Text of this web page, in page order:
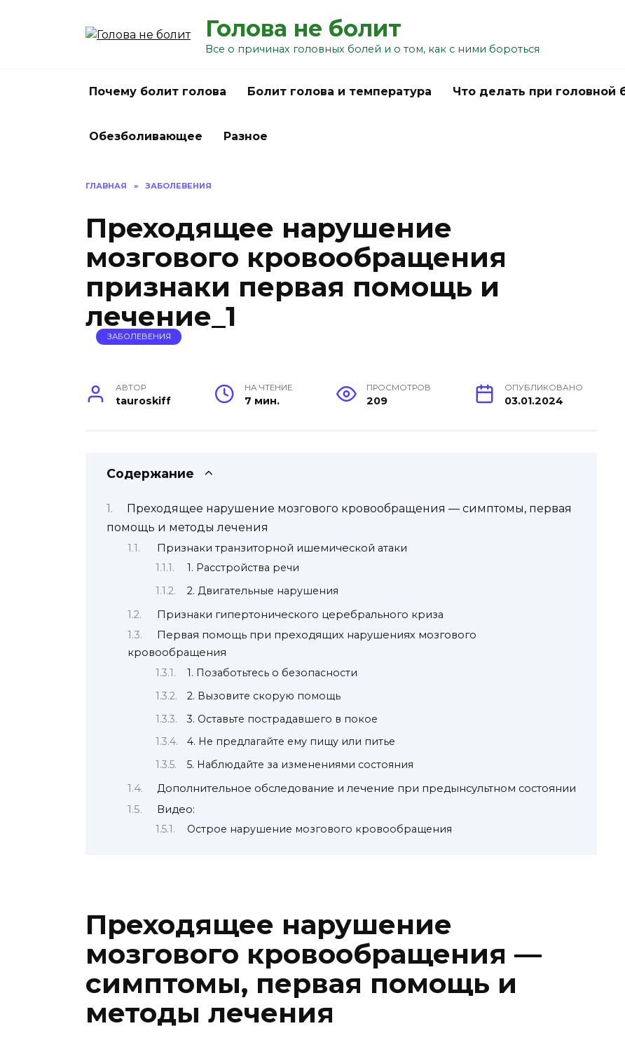
Голова не болит
Все о причинах головных болей и о том, как с ними бороться
Почему болит голова Болит голова и температура Что делать при головной
Обезболивающее Разное
ГЛАВНАЯ » ЗАБОЛЕВЕНИЯ
Преходящее нарушение
мозгового кровообращения
признаки первая помощь и
лечение_1
ЗАБОЛЕВЕНИЯ
АВТОР
tauroskiff
НА ЧТЕНИЕ
7 мин.
ПРОСМОТРОВ
209
ОПУБЛИКОВАНО
03.01.2024
Содержание
Преходящее нарушение мозгового кровообращения — симптомы, первая
помощь и методы лечения
Признаки транзиторной ишемической атаки
1. Расстройства речи
2. Двигательные нарушения
Признаки гипертонического церебрального криза
Первая помощь при преходящих нарушениях мозгового
кровообращения
1. Позаботьтесь о безопасности
2. Вызовите скорую помощь
3. Оставьте пострадавшего в покое
4. Не предлагайте ему пищу или питье
5. Наблюдайте за изменениями состояния
Дополнительное обследование и лечение при предынсультном состоянии
Видео:
Острое нарушение мозгового кровообращения
Преходящее нарушение
мозгового кровообращения —
симптомы, первая помощь и
методы лечения